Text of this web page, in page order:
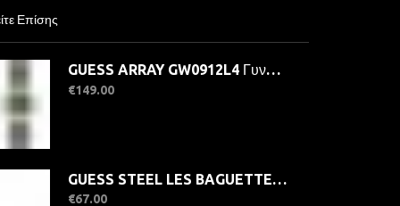
Επίσης
GUESS ARRAY GW0912L4 Γυναικείο Ρολόι Quatrz Ακριβείας
€149.00
GUESS STEEL LES BAGUETTES JUBN06330JWRHT/U Κολιέ Ασημένιο Με Δυο Κρικάκια
€67.00